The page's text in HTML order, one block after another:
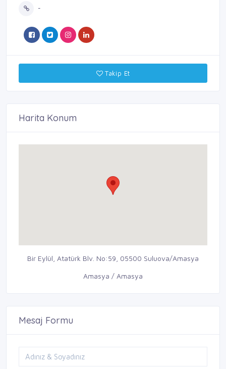
-
Takip Et
Harita Konum
Bir Eylül, Atatürk Blv. No:59, 05500 Suluova/Amasya
Amasya / Amasya
Mesaj Formu